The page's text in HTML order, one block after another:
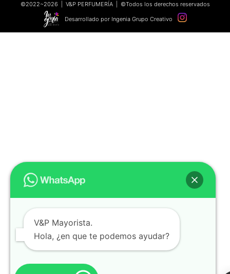
©2022~2026 | V&P PERFUMERÍA | ©Todos los derechos reservados
Desarrollado por Ingenia Grupo Creativo
V&P Mayorista.
Hola, ¿en que te podemos ayudar?